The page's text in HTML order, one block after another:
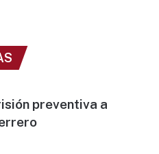
preventiva a